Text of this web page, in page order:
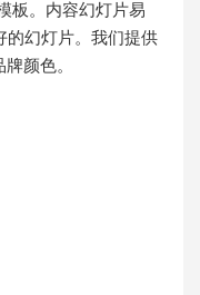
板。内容幻灯片易
的幻灯片。我们提供
颜色。